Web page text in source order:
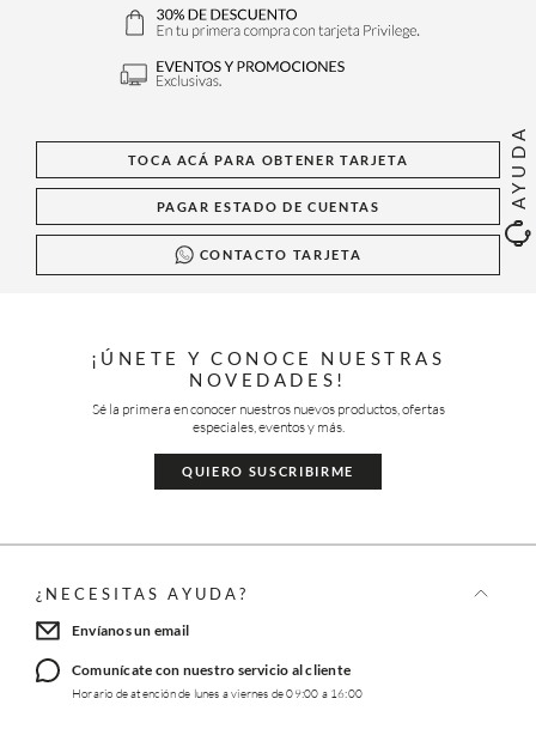
AYUDA
TOCA ACÁ PARA OBTENER TARJETA
PAGAR ESTADO DE CUENTAS
CONTACTO TARJETA
¡ÚNETE Y CONOCE NUESTRAS
NOVEDADES!
Sé la primera en conocer nuestros nuevos productos, ofertas
especiales, eventos y más.
QUIERO SUSCRIBIRME
¿NECESITAS AYUDA?
Envíanos un email
Comunícate con nuestro servicio al cliente
Horario de atención de lunes a viernes de 09:00 a 16:00